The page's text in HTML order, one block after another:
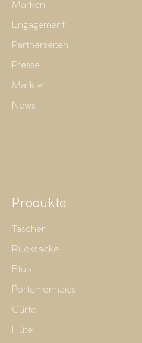
Marken
Engagement
Partnerseiten
Presse
Märkte
News
Produkte
Taschen
Rucksäcke
Etuis
Portemonnaies
Gürtel
Hüte